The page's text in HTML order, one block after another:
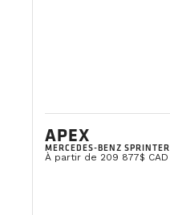
APEX
MERCEDES-BENZ SPRINTER
À partir de 209 877$ CAD